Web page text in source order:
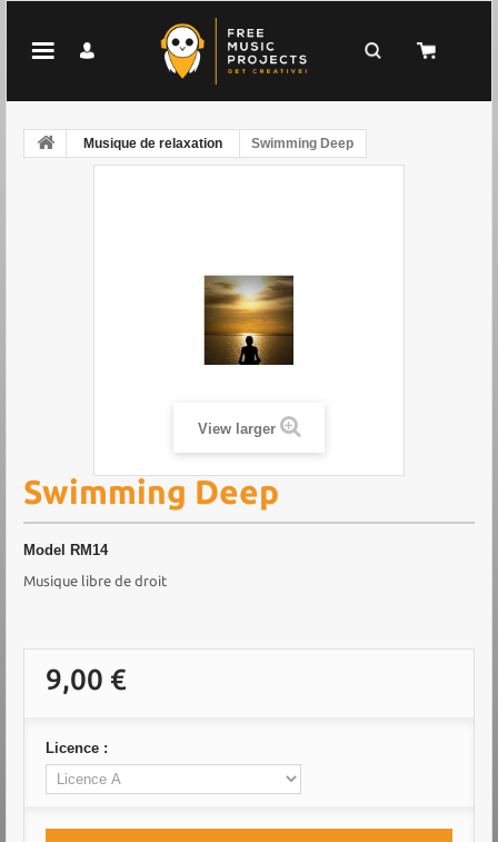
Musique de relaxation Swimming Deep
View larger
Swimming Deep
Model RM14
Musique libre de droit
9,00 €
Licence :